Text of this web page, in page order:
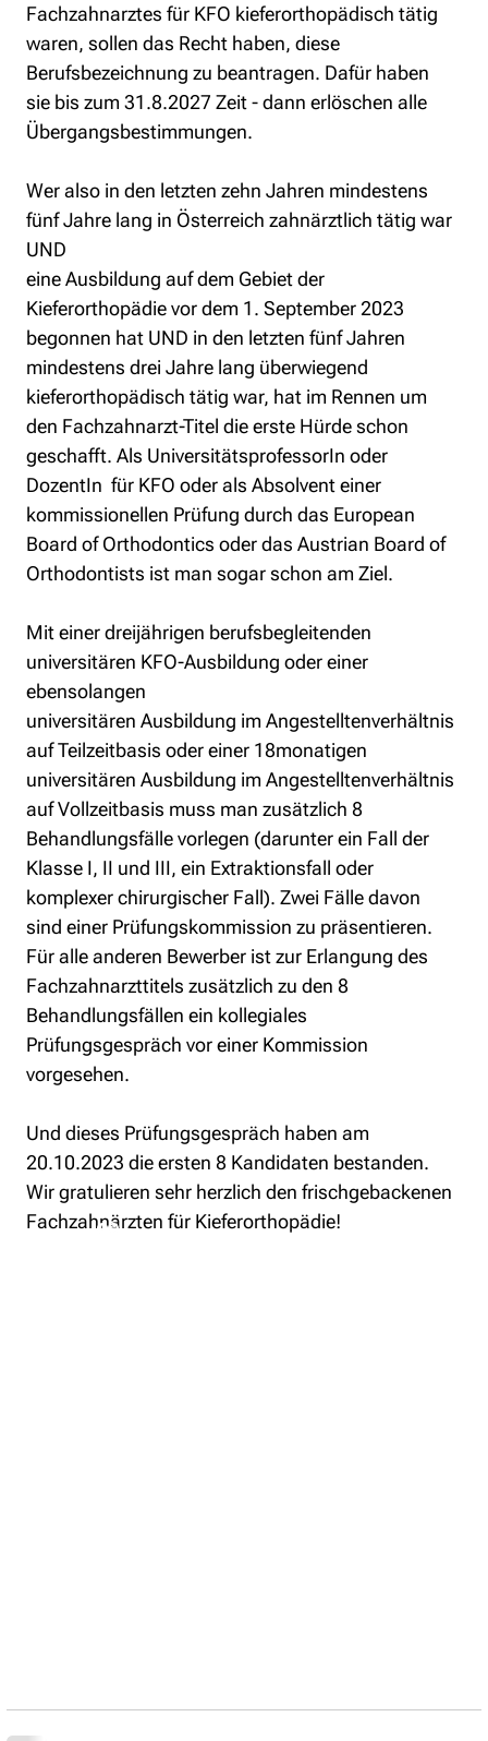
Fachzahnarztes für KFO kieferorthopädisch tätig
waren, sollen das Recht haben, diese
Berufsbezeichnung zu beantragen. Dafür haben
sie bis zum 31.8.2027 Zeit - dann erlöschen alle
Übergangsbestimmungen.
Wer also in den letzten zehn Jahren mindestens
fünf Jahre lang in Österreich zahnärztlich tätig war
UND
eine Ausbildung auf dem Gebiet der
Kieferorthopädie vor dem 1. September 2023
begonnen hat UND in den letzten fünf Jahren
mindestens drei Jahre lang überwiegend
kieferorthopädisch tätig war, hat im Rennen um
den Fachzahnarzt-Titel die erste Hürde schon
geschafft. Als UniversitätsprofessorIn oder
DozentIn  für KFO oder als Absolvent einer
kommissionellen Prüfung durch das European
Board of Orthodontics oder das Austrian Board of
Orthodontists ist man sogar schon am Ziel.
Mit einer dreijährigen berufsbegleitenden
universitären KFO-Ausbildung oder einer
ebensolangen
universitären Ausbildung im Angestelltenverhältnis
auf Teilzeitbasis oder einer 18monatigen
universitären Ausbildung im Angestelltenverhältnis
auf Vollzeitbasis muss man zusätzlich 8
Behandlungsfälle vorlegen (darunter ein Fall der
Klasse I, II und III, ein Extraktionsfall oder
komplexer chirurgischer Fall). Zwei Fälle davon
sind einer Prüfungskommission zu präsentieren.
Für alle anderen Bewerber ist zur Erlangung des
Fachzahnarzttitels zusätzlich zu den 8
Behandlungsfällen ein kollegiales
Prüfungsgespräch vor einer Kommission
vorgesehen.
Und dieses Prüfungsgespräch haben am
20.10.2023 die ersten 8 Kandidaten bestanden.
Wir gratulieren sehr herzlich den frischgebackenen
Fachzahnärzten für Kieferorthopädie!